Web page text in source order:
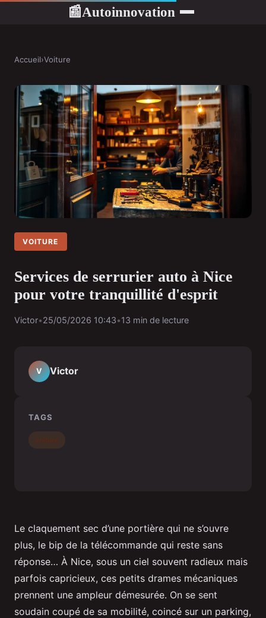
📰Autoinnovation
Accueil›Voiture
VOITURE
Services de serrurier auto à Nice
pour votre tranquillité d'esprit
Victor•25/05/2026 10:43•13 min de lecture
Le claquement sec d’une portière qui ne s’ouvre
plus, le bip de la télécommande qui reste sans
réponse… À Nice, sous un ciel souvent radieux mais
parfois capricieux, ces petits drames mécaniques
prennent une ampleur démesurée. On se sent
soudain coupé de sa mobilité, coincé sur un parking,
V Victor
TAGS
voiture